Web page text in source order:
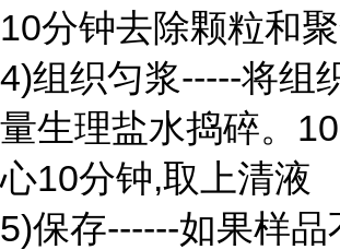
10分钟去除颗粒和聚
4)组织匀浆-----将组
量生理盐水捣碎。
心10分钟,取上清液
5)保存------如果样品